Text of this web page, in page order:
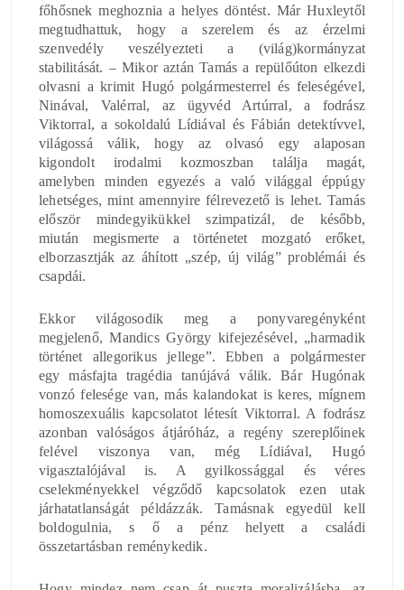
főhősnek meghoznia a helyes döntést. Már Huxleytől
megtudhattuk, hogy a szerelem és az érzelmi
szenvedély veszélyezteti a (világ)kormányzat
stabilitását. – Mikor aztán Tamás a repülőúton elkezdi
olvasni a krimit Hugó polgármesterrel és feleségével,
Ninával, Valérral, az ügyvéd Artúrral, a fodrász
Viktorral, a sokoldalú Lídiával és Fábián detektívvel,
világossá válik, hogy az olvasó egy alaposan
kigondolt irodalmi kozmoszban találja magát,
amelyben minden egyezés a való világgal éppúgy
lehetséges, mint amennyire félrevezető is lehet. Tamás
először mindegyikükkel szimpatizál, de később,
miután megismerte a történetet mozgató erőket,
elborzasztják az áhított „szép, új világ” problémái és
csapdái.
Ekkor világosodik meg a ponyvaregényként
megjelenő, Mandics György kifejezésével, „harmadik
történet allegorikus jellege”. Ebben a polgármester
egy másfajta tragédia tanújává válik. Bár Hugónak
vonzó felesége van, más kalandokat is keres, mígnem
homoszexuális kapcsolatot létesít Viktorral. A fodrász
azonban valóságos átjáróház, a regény szereplőinek
felével viszonya van, még Lídiával, Hugó
vigasztalójával is. A gyilkossággal és véres
cselekményekkel végződő kapcsolatok ezen utak
járhatatlanságát példázzák. Tamásnak egyedül kell
boldogulnia, s ő a pénz helyett a családi
összetartásban reménykedik.